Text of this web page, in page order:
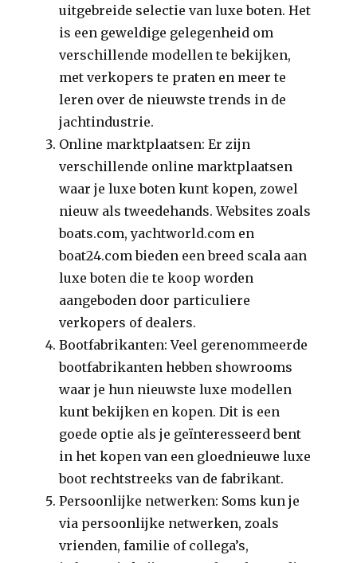
uitgebreide selectie van luxe boten. Het
is een geweldige gelegenheid om
verschillende modellen te bekijken,
met verkopers te praten en meer te
leren over de nieuwste trends in de
jachtindustrie.
Online marktplaatsen: Er zijn
verschillende online marktplaatsen
waar je luxe boten kunt kopen, zowel
nieuw als tweedehands. Websites zoals
boats.com, yachtworld.com en
boat24.com bieden een breed scala aan
luxe boten die te koop worden
aangeboden door particuliere
verkopers of dealers.
Bootfabrikanten: Veel gerenommeerde
bootfabrikanten hebben showrooms
waar je hun nieuwste luxe modellen
kunt bekijken en kopen. Dit is een
goede optie als je geïnteresseerd bent
in het kopen van een gloednieuwe luxe
boot rechtstreeks van de fabrikant.
Persoonlijke netwerken: Soms kun je
via persoonlijke netwerken, zoals
vrienden, familie of collega’s,